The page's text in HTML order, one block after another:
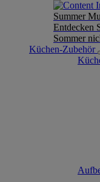
Summer
Entdecken
Sommer
Küchen-Zubehör